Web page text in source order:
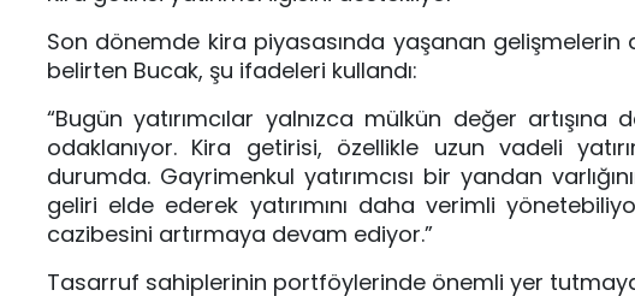
Son dönemde kira piyasasında yaşanan gelişmelerin
belirten Bucak, şu ifadeleri kullandı:
“Bugün yatırımcılar yalnızca mülkün değer
odaklanıyor. Kira getirisi, özellikle uzun vadeli
durumda. Gayrimenkul yatırımcısı bir yandan
geliri elde ederek yatırımını daha verimli
cazibesini artırmaya devam ediyor.”
Tasarruf sahiplerinin portföylerinde önemli yer